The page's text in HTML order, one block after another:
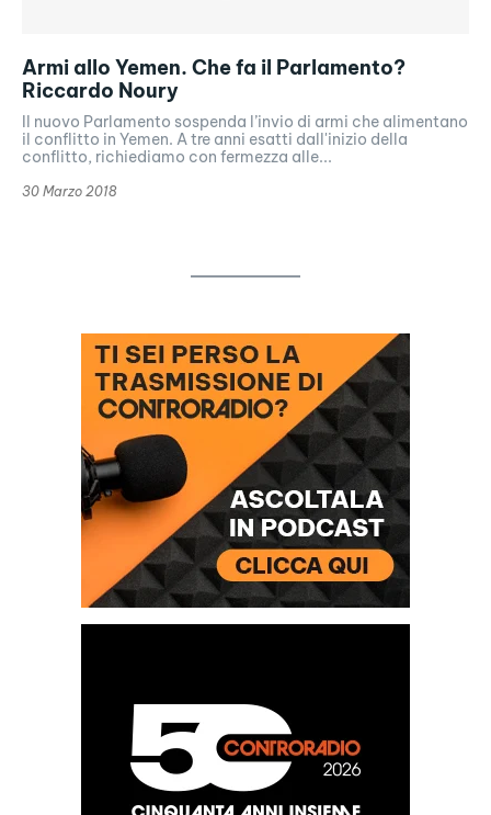
Armi allo Yemen. Che fa il Parlamento?
Riccardo Noury
Il nuovo Parlamento sospenda l’invio di armi che alimentano
il conflitto in Yemen. A tre anni esatti dall'inizio della
conflitto, richiediamo con fermezza alle...
30 Marzo 2018